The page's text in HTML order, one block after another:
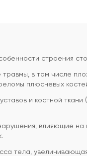
строения
в том числе
плюсневых
и костной ткани
влияющие на
тела,